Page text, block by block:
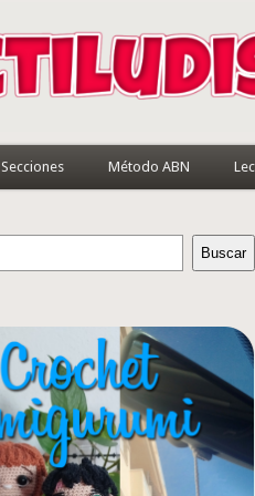
Secciones Método ABN
Buscar